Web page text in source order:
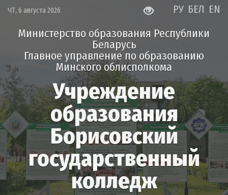
ЧТ, 6 августа 2026 РУ БЕЛ EN
Министерство образования Республики
Беларусь
Главное управление по образованию
Минского облисполкома
Учреждение
образования
Борисовский
государственный
колледж